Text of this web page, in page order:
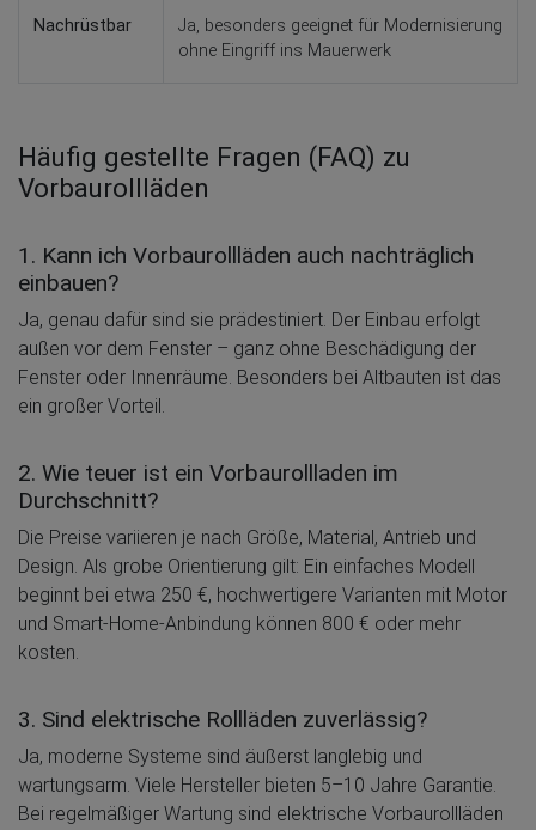
Nachrüstbar
Ja, besonders geeignet für Modernisierung
ohne Eingriff ins Mauerwerk
Häufig gestellte Fragen (FAQ) zu
Vorbaurollläden
1. Kann ich Vorbaurollläden auch nachträglich
einbauen?
Ja, genau dafür sind sie prädestiniert. Der Einbau erfolgt
außen vor dem Fenster – ganz ohne Beschädigung der
Fenster oder Innenräume. Besonders bei Altbauten ist das
ein großer Vorteil.
2. Wie teuer ist ein Vorbaurollladen im
Durchschnitt?
Die Preise variieren je nach Größe, Material, Antrieb und
Design. Als grobe Orientierung gilt: Ein einfaches Modell
beginnt bei etwa 250 €, hochwertigere Varianten mit Motor
und Smart-Home-Anbindung können 800 € oder mehr
kosten.
3. Sind elektrische Rollläden zuverlässig?
Ja, moderne Systeme sind äußerst langlebig und
wartungsarm. Viele Hersteller bieten 5–10 Jahre Garantie.
Bei regelmäßiger Wartung sind elektrische Vorbaurollläden